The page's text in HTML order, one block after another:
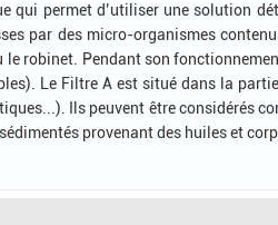
qui permet d’utiliser une solution
par des micro-organismes
robinet. Pendant son
Le Filtre A est situé dans la
Ils peuvent être considérés
provenant des huiles et